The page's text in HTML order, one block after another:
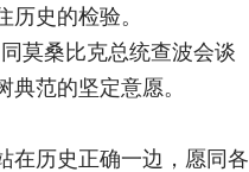
史的检验。
莫桑比克总统查波会谈
范的坚定意愿。
在历史正确一边，愿同各